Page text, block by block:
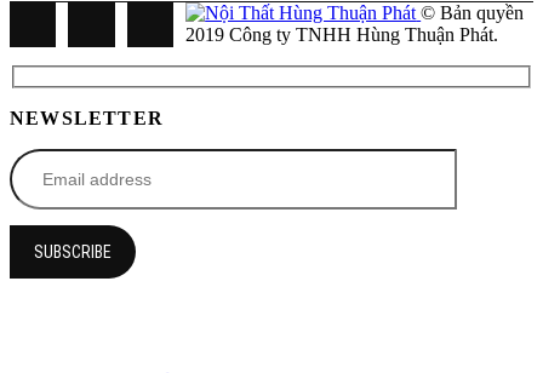
© Bản quyền
2019 Công ty TNHH Hùng Thuận Phát.
NEWSLETTER